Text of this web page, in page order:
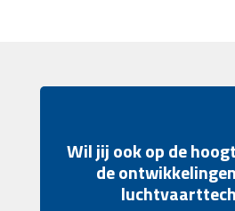
Wil jij ook op de
de